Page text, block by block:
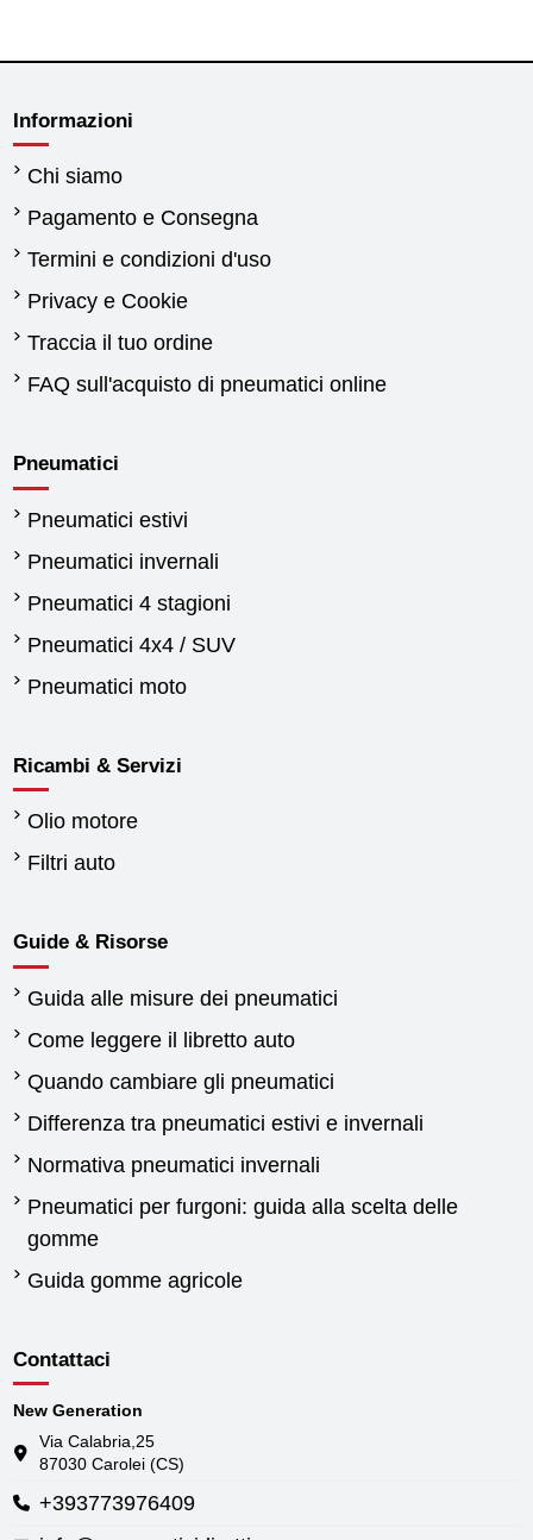
Informazioni
Chi siamo
Pagamento e Consegna
Termini e condizioni d'uso
Privacy e Cookie
Traccia il tuo ordine
FAQ sull'acquisto di pneumatici online
Pneumatici
Pneumatici estivi
Pneumatici invernali
Pneumatici 4 stagioni
Pneumatici 4x4 / SUV
Pneumatici moto
Ricambi & Servizi
Olio motore
Filtri auto
Guide & Risorse
Guida alle misure dei pneumatici
Come leggere il libretto auto
Quando cambiare gli pneumatici
Differenza tra pneumatici estivi e invernali
Normativa pneumatici invernali
Pneumatici per furgoni: guida alla scelta delle
gomme
Guida gomme agricole
Contattaci
New Generation
Via Calabria,25
87030 Carolei (CS)
+393773976409